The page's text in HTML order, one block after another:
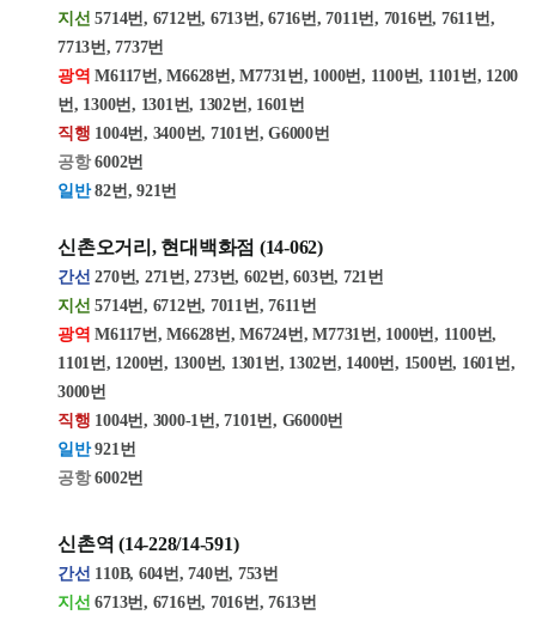
지선 5714번, 6712번, 6713번, 6716번, 7011번, 7016번, 7611번,
7713번, 7737번
광역M6117번, M6628번, M7731번, 1000번, 1100번, 1101번, 1200
번, 1300번, 1301번, 1302번, 1601번
직행 1004번, 3400번, 7101번, G6000번
공항6002번
일반82번, 921번
신촌오거리, 현대백화점 (14-062)
간선270번, 271번, 273번, 602번, 603번, 721번
지선 5714번, 6712번, 7011번, 7611번
광역M6117번, M6628번, M6724번, M7731번, 1000번, 1100번,
1101번, 1200번, 1300번, 1301번, 1302번, 1400번, 1500번, 1601번,
3000번
직행 1004번, 3000-1번, 7101번, G6000번
일반 921번
공항6002번
신촌역 (14-228/14-591)
간선 110B, 604번, 740번, 753번
지선6713번, 6716번, 7016번, 7613번